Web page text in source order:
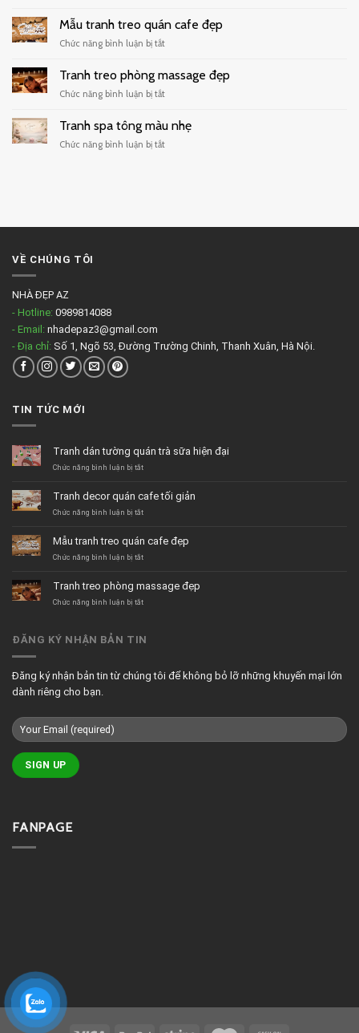
sữa
đại
decor
quán
cafe
giản
Mẫu tranh treo quán cafe đẹp
Chức năng bình luận bị tắtở
treo
quán
đẹp
Tranh treo phòng massage đẹp
Chức năng bình luận bị tắtở
treo
phòng
massage
Tranh spa tông màu nhẹ
Chức năng bình luận bị tắtở
VỀ CHÚNG TÔI
NHÀ ĐẸP AZ
- Hotline: 0989814088
- Email: nhadepaz3@gmail.com
- Địa chỉ: Số 1, Ngõ 53, Đường Trường Chinh, Thanh Xuân, Hà Nội.
TIN TỨC MỚI
Tranh dán tường quán trà sữa hiện đại
Chức năng bình luận bị tắtở
tường
quán
hiện
đại
Tranh decor quán cafe tối giản
Chức năng bình luận bị tắtở
quán
cafe
Mẫu tranh treo quán cafe đẹp
Chức năng bình luận bị tắtở
treo
quán
Tranh treo phòng massage đẹp
Chức năng bình luận bị tắtở
phòng
ĐĂNG KÝ NHẬN BẢN TIN
Đăng ký nhận bản tin từ chúng tôi để không bỏ lỡ những khuyến mại lớn
dành riêng cho bạn.
FANPAGE